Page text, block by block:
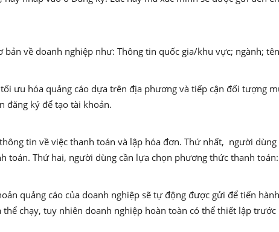
về doanh nghiệp như: Thông tin quốc gia/khu vực; ngành;
ưu hóa quảng cáo dựa trên địa phương và tiếp cận đối tượng
đăng ký để tạo tài khoản.
tin về việc thanh toán và lập hóa đơn. Thứ nhất, người
toán. Thứ hai, người dùng cần lựa chọn phương thức thanh
quảng cáo của doanh nghiệp sẽ tự động được gửi để tiến
chạy, tuy nhiên doanh nghiệp hoàn toàn có thể thiết lập trước